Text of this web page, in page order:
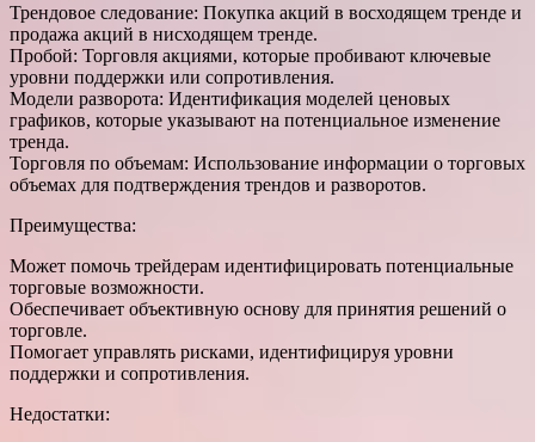
Трендовое следование: Покупка акций в восходящем тренде и
продажа акций в нисходящем тренде.
Пробой: Торговля акциями, которые пробивают ключевые
уровни поддержки или сопротивления.
Модели разворота: Идентификация моделей ценовых
графиков, которые указывают на потенциальное изменение
тренда.
Торговля по объемам: Использование информации о торговых
объемах для подтверждения трендов и разворотов.
Преимущества:
Может помочь трейдерам идентифицировать потенциальные
торговые возможности.
Обеспечивает объективную основу для принятия решений о
торговле.
Помогает управлять рисками, идентифицируя уровни
поддержки и сопротивления.
Недостатки: